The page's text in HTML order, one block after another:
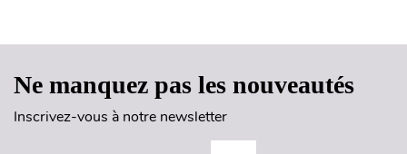
Ne manquez pas les nouveautés
Inscrivez-vous à notre newsletter